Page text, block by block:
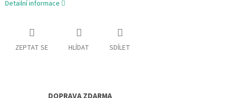
Detailní informace
ZEPTAT SE HLÍDAT SDÍLET